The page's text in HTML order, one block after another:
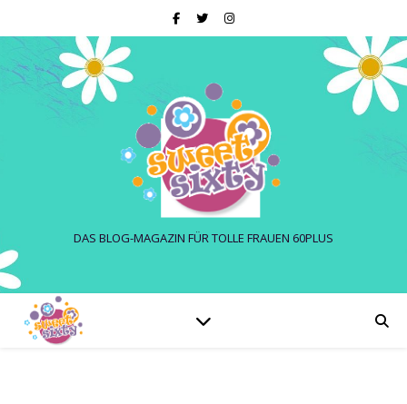
DAS BLOG-MAGAZIN FÜR TOLLE FRAUEN 60PLUS